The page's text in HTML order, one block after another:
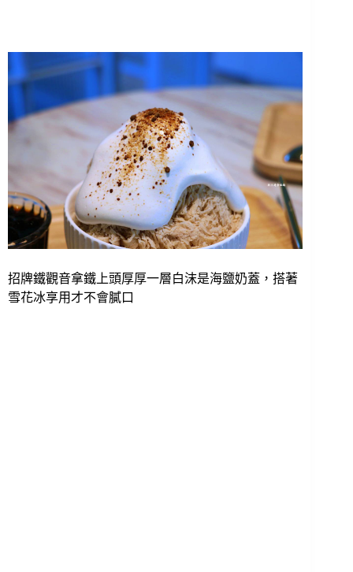
招牌鐵觀音拿鐵上頭厚厚一層白沫是海鹽奶蓋，搭著
雪花冰享用才不會膩口